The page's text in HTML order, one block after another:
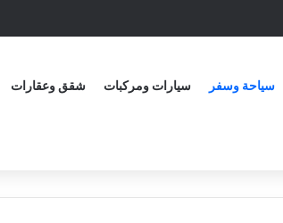
سياحة وسفر سيارات ومركبات شقق وعقارات